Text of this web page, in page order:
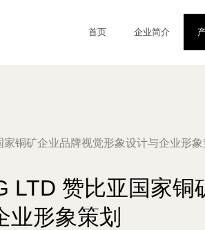
首页 企业简介
铜矿企业品牌视觉形象设计与企业形
LTD 赞比亚国家
业形象策划